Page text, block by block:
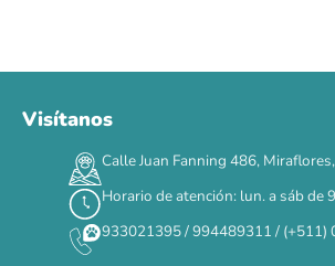
DÍAS HORAS MIN
Visítanos
Calle Juan Fanning 486,
Horario de atención: lun. a sáb de
933021395 / 994489311 / (+511)